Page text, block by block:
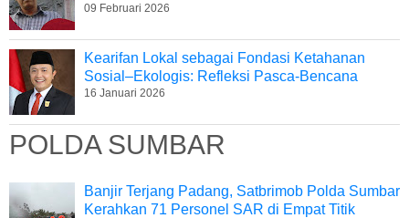
09 Februari 2026
Kearifan Lokal sebagai Fondasi Ketahanan
Sosial–Ekologis: Refleksi Pasca-Bencana
16 Januari 2026
POLDA SUMBAR
Banjir Terjang Padang, Satbrimob Polda Sumbar
Kerahkan 71 Personel SAR di Empat Titik